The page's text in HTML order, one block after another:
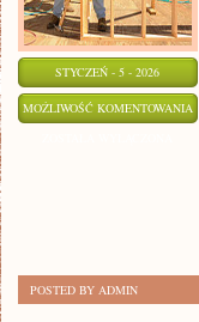
STYCZEŃ - 5 - 2026
MOŻLIWOŚĆ KOMENTOWANIA
POSTED BY ADMIN